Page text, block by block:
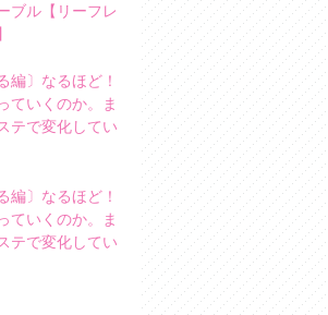
ブル【リーフレ
編〕なるほど！
ていくのか。ま
テで変化してい
編〕なるほど！
ていくのか。ま
テで変化してい